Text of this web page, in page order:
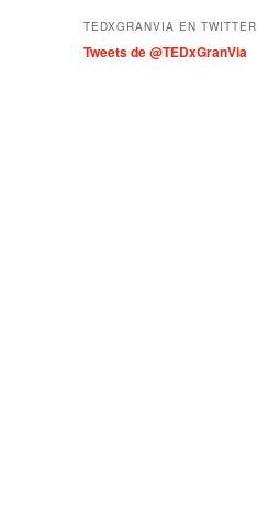
a
s
TEDXGRANVIA EN TWITTER
Tweets de @TEDxGranVia